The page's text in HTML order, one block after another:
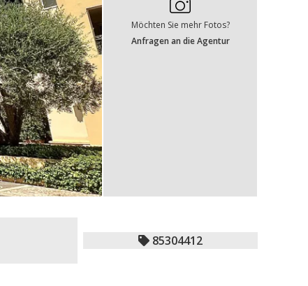
Möchten Sie mehr Fotos?
Anfragen an die Agentur
85304412